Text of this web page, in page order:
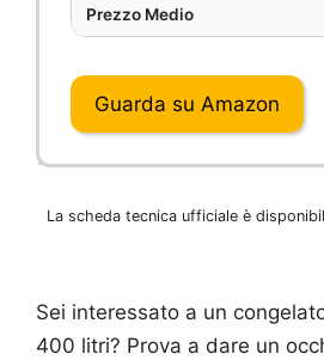
Prezzo Medio
Guarda su Amazon
La scheda tecnica ufficiale è
Sei interessato a un
400 litri? Prova a dare un